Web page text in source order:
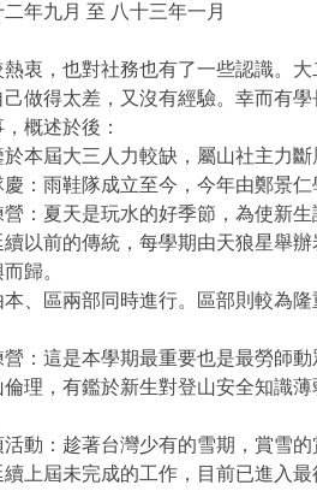
九月 至 八十三年一月
衷，也對社務也有了一些認識。
做得太差，又沒有經驗。幸而有
概述於後：
大三人力較缺，屬山社主力斷
鞋隊成立至今，今年由鄭景仁學
天是玩水的好季節，為使新生認
的傳統，每學期由天狼星舉辦
歸。
兩部同時進行。區部則較為隆
是本學期最重要也是最勞師動
理，有鑑於新生對登山安全知識
趁著台灣少有的雪期，賞雪的賞
未完成的工作，目前已進入最